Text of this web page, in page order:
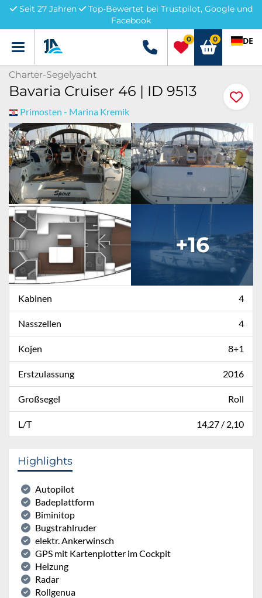
Seit 27 Jahren
Top-Bewertet bei Trustpilot, Google und
Facebook
Menü +49 5741 3222690
0 0 DE
Charter-Segelyacht
Bavaria Cruiser 46 | ID 9513
Primosten - Marina Kremik
+16
Kabinen 4
Nasszellen 4
Kojen 8+1
Erstzulassung 2016
Großsegel Roll
L/T 14,27 / 2,10
Highlights
Autopilot
Badeplattform
Biminitop
Bugstrahlruder
elektr. Ankerwinsch
GPS mit Kartenplotter im Cockpit
Heizung
Radar
Rollgenua